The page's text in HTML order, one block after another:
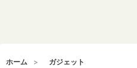
ホーム ガジェット